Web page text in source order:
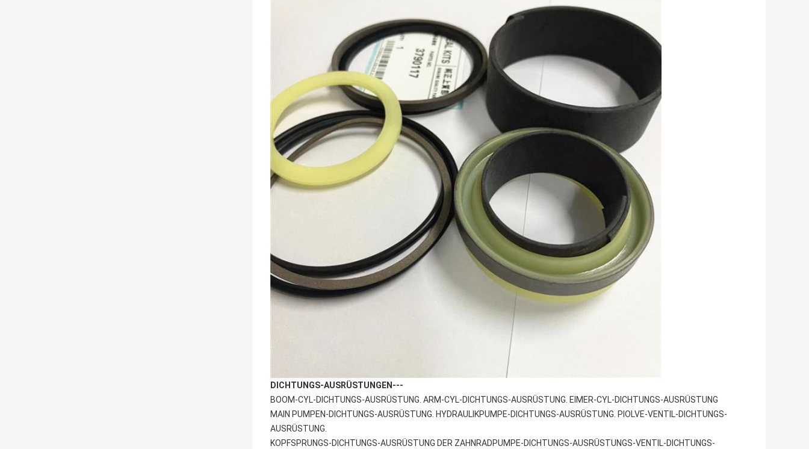
DICHTUNGS-AUSRÜSTUNGEN---
BOOM-CYL-DICHTUNGS-AUSRÜSTUNG. ARM-CYL-DICHTUNGS-AUSRÜSTUNG. EIMER-CYL-DICHTUNGS-AUSRÜSTUNG
MAIN PUMPEN-DICHTUNGS-AUSRÜSTUNG. HYDRAULIKPUMPE-DICHTUNGS-AUSRÜSTUNG. PIOLVE-VENTIL-DICHTUNGS-
AUSRÜSTUNG.
KOPFSPRUNGS-DICHTUNGS-AUSRÜSTUNG DER ZAHNRADPUMPE-DICHTUNGS-AUSRÜSTUNGS-VENTIL-DICHTUNGS-